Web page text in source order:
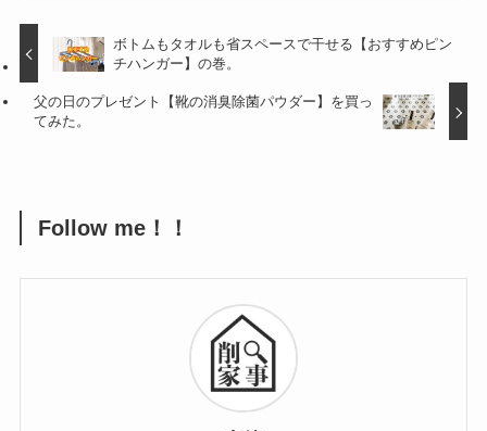
ボトムもタオルも省スペースで干せる【おすすめピン
チハンガー】の巻。
父の日のプレゼント【靴の消臭除菌パウダー】を買っ
てみた。
Follow me！！